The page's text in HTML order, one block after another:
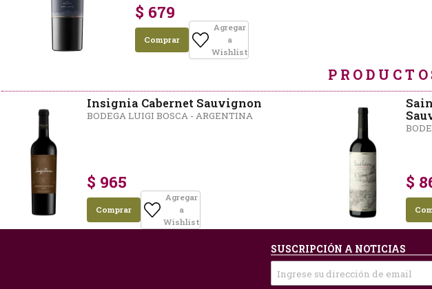
$ 679
Comprar
Agregar
a
Wishlist
Insignia Cabernet Sauvignon
BODEGA LUIGI BOSCA - ARGENTINA
$ 965
Comprar
Agregar
a
Wishlist
$
SUSCRIPCIÓN A NOTICIAS